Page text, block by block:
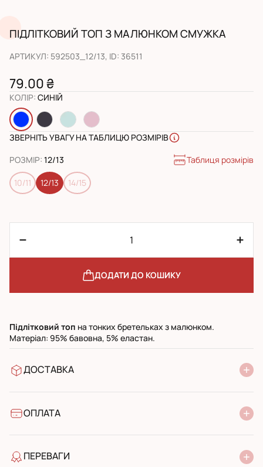
ПІДЛІТКОВИЙ ТОП З МАЛЮНКОМ СМУЖКА
АРТИКУЛ: 592503_12/13, ID: 36511
79.00 ₴
КОЛІР: СИНІЙ
ЗВЕРНІТЬ УВАГУ НА ТАБЛИЦЮ РОЗМІРІВ
РОЗМІР: 12/13 Таблиця розмірів
10/11 12/13 14/15
ДОДАТИ ДО КОШИКУ
Підлітковий топ на тонких бретельках з малюнком.
Матеріал: 95% бавовна, 5% еластан.
ДОСТАВКА
УкрПошта стандарт
ОПЛАТА
Банківський переказ
ПЕРЕВАГИ